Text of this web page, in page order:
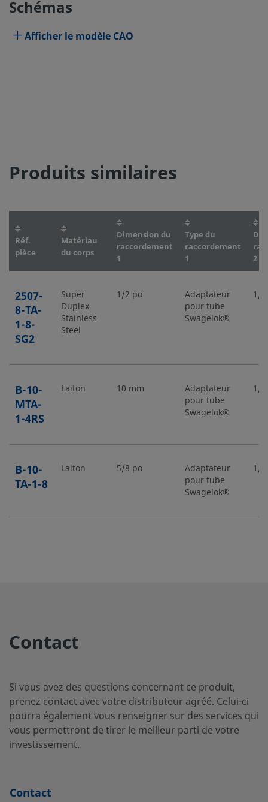
Schémas
Afficher le modèle CAO
Produits similaires
Réf.
pièce
Matériau
du corps
Dimension du
raccordement
1
Type du
raccordement
1
2
2507-
8-TA-
1-8-
SG2
Super
Duplex
Stainless
Steel
1/2 po
Adaptateur
pour tube
Swagelok®
1/
B-10-
MTA-
1-4RS
Laiton 10 mm
Adaptateur
pour tube
Swagelok®
1/
B-10-
TA-1-8
Laiton 5/8 po
Adaptateur
pour tube
Swagelok®
1/
TA-1-
12
B-400-
A-
4ANF
Laiton 1/4 po
Adaptateur
pour tube
Swagelok®
TA-1-2
Contact
Si vous avez des questions concernant ce produit,
prenez contact avec votre distributeur agréé. Celui-ci
pourra également vous renseigner sur des services qui
vous permettront de tirer le meilleur parti de votre
investissement.
Contact